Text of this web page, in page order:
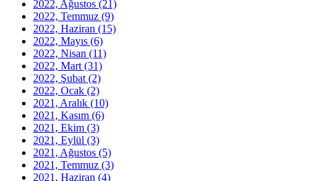
2022, Ağustos (21)
2022, Temmuz (9)
2022, Haziran (15)
2022, Mayıs (6)
2022, Nisan (11)
2022, Mart (31)
2022, Şubat (2)
2022, Ocak (2)
2021, Aralık (10)
2021, Kasım (6)
2021, Ekim (3)
2021, Eylül (3)
2021, Ağustos (5)
2021, Temmuz (3)
2021, Haziran (4)